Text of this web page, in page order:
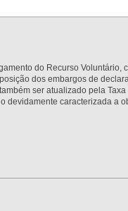
do Recurso
dos embargos de
ser atualizado pela Taxa
devidamente caracterizada a